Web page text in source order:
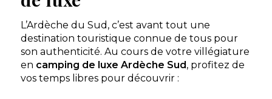
L’Ardèche du Sud, c’est avant tout une
destination touristique connue de tous pour
son authenticité. Au cours de votre villégiature
en camping de luxe Ardèche Sud, profitez de
vos temps libres pour découvrir :